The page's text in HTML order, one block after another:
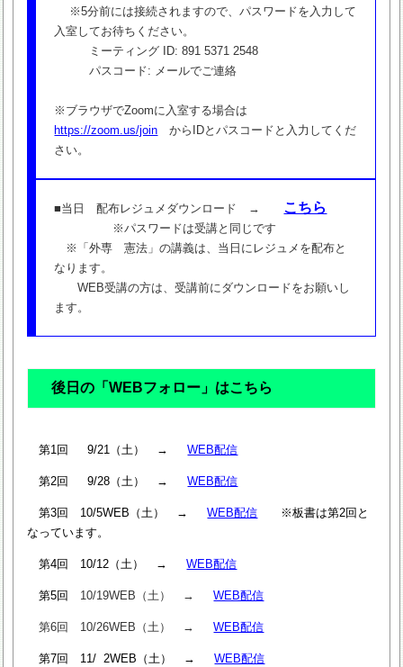
※5分前には接続されますので、パスワードを入力して
入室してお待ちください。
ミーティング ID: 891 5371 2548
パスコード: メールでご連絡
※ブラウザでZoomに入室する場合は
https://zoom.us/join からIDとパスコードと入力してくだ
さい。
■当日 配布レジュメダウンロード → こちら
※パスワードは受講と同じです
※「外専 憲法」の講義は、当日にレジュメを配布と
なります。
WEB受講の方は、受講前にダウンロードをお願いし
ます。
後日の「WEBフォロー」はこちら
第1回 9/21（土） →WEB配信
第2回 9/28（土） →WEB配信
第3回 10/5WEB（土） →WEB配信
※板書は第2回と
なっています。
第4回 10/12（土） →WEB配信
第5回 10/19WEB（土） →WEB配信
第6回 10/26WEB（土） →WEB配信
第7回 11/ 2WEB（土） →WEB配信